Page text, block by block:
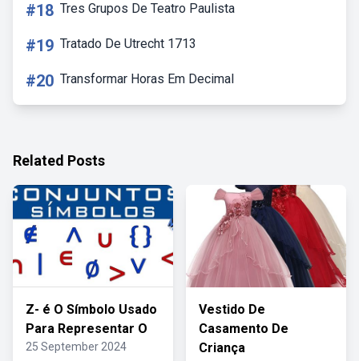
#18 Tres Grupos De Teatro Paulista
#19 Tratado De Utrecht 1713
#20 Transformar Horas Em Decimal
Related Posts
Z- é O Símbolo Usado
Para Representar O
25 September 2024
Vestido De
Casamento De
Criança